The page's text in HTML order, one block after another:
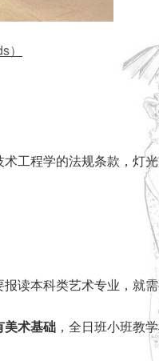
工程学的法规条款，灯
报读本科类艺术专业，就
美术基础 ，全日班小班教